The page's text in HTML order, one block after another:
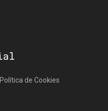
Política de Cookies